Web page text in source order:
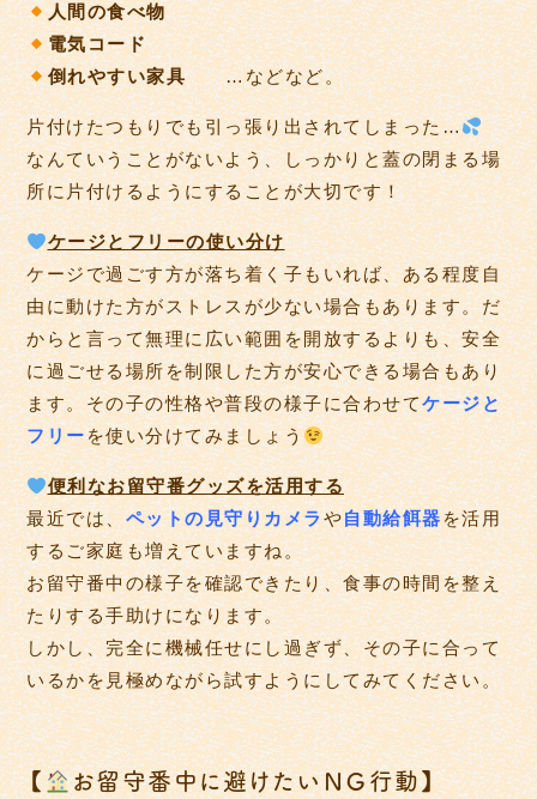
人間の食べ物
電気コード
倒れやすい家具…などなど。
片付けたつもりでも引っ張り出されてしまった…
なんていうことがないよう、しっかりと蓋の閉まる場
所に片付けるようにすることが大切です！
ケージとフリーの使い分け
ケージで過ごす方が落ち着く子もいれば、ある程度自
由に動けた方がストレスが少ない場合もあります。だ
からと言って無理に広い範囲を開放するよりも、安全
に過ごせる場所を制限した方が安心できる場合もあり
ます。その子の性格や普段の様子に合わせてケージと
フリーを使い分けてみましょう
便利なお留守番グッズを活用する
最近では、ペットの見守りカメラや自動給餌器を活用
するご家庭も増えていますね。
お留守番中の様子を確認できたり、食事の時間を整え
たりする手助けになります。
しかし、完全に機械任せにし過ぎず、その子に合って
いるかを見極めながら試すようにしてみてください。
【 お留守番中に避けたいＮＧ行動】